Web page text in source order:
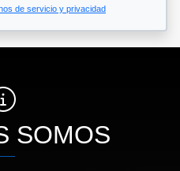
de servicio y privacidad
SOMOS